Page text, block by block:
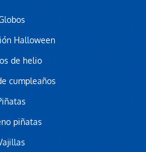
Halloween
de helio
cumpleaños
piñatas